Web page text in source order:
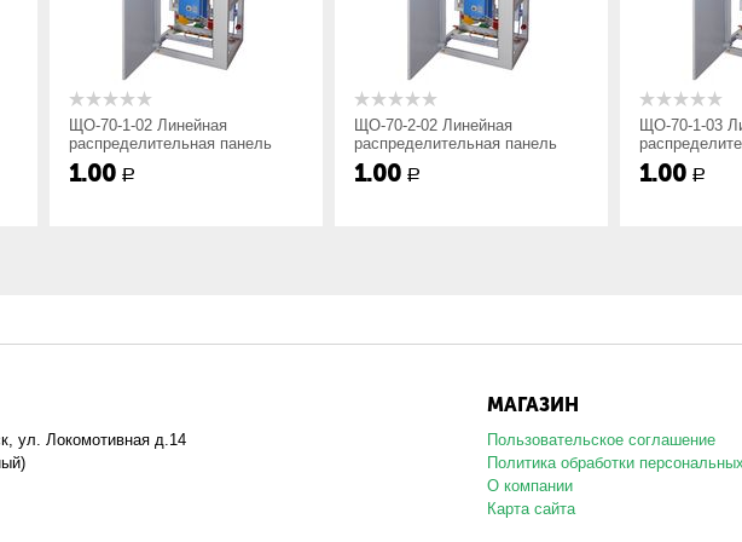
электродинамической стойкости:
стойкость 30kA, высота панели 2200мм;
стойкость 50kA, высота панели 2200мм;
стойкость 50kA, высота панели 2000мм;
ЩО70 под углом проем между панелями закрывается угловой вставкой. Угол
и вводные панели стандартного и нестандартного исполнения согласно схеме
способом.
ЩО-70-1-02 Линейная
распределительная панель
1.00 Р
ЩО-70-2-02 Линейная
распределительная панель
1.00 Р
ЩО-70-1-03
1.00 Р
ул. Локомотивная д.14
МАГАЗИН
Пользовательское соглашение
Политика обработки
О компании
Карта сайта